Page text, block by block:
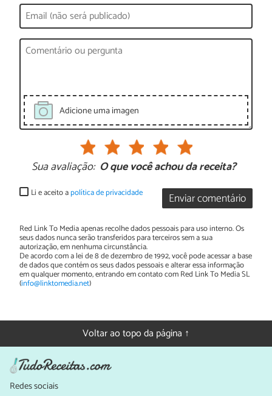
Adicione uma imagen
Sua avaliação: O que você achou da receita?
Enviar comentário
Li e aceito apolítica de privacidade
Red Link To Media apenas recolhe dados pessoais para uso interno. Os
seus dados nunca serão transferidos para terceiros sem a sua
autorização, em nenhuma circunstância.
De acordo com a lei de 8 de dezembro de 1992, você pode acessar a base
de dados que contém os seus dados pessoais e alterar essa informação
em qualquer momento, entrando em contato com Red Link To Media SL
(info@linktomedia.net)
Voltar ao topo da página ↑
Redes sociais